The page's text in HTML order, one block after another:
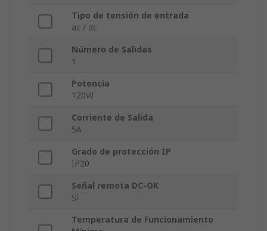
Tipo de tensión de entrada
ac / dc
Número de Salidas
1
Potencia
120W
Corriente de Salida
5A
Grado de protección IP
IP20
Señal remota DC-OK
Sí
Temperatura de Funcionamiento